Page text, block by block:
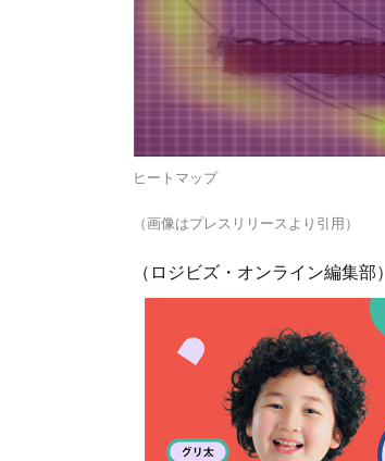
ヒートマップ
（画像はプレスリリースより引用）
（ロジビズ・オンライン編集部）